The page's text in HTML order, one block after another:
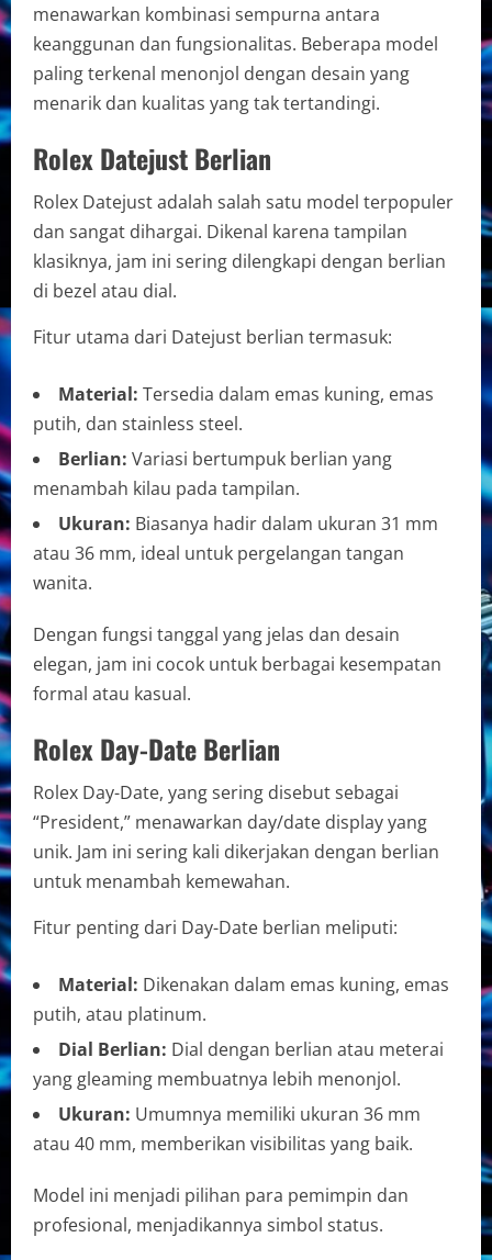
menawarkan kombinasi sempurna antara
keanggunan dan fungsionalitas. Beberapa model
paling terkenal menonjol dengan desain yang
menarik dan kualitas yang tak tertandingi.
Rolex Datejust Berlian
Rolex Datejust adalah salah satu model terpopuler
dan sangat dihargai. Dikenal karena tampilan
klasiknya, jam ini sering dilengkapi dengan berlian
di bezel atau dial.
Fitur utama dari Datejust berlian termasuk:
Material: Tersedia dalam emas kuning, emas
putih, dan stainless steel.
Berlian: Variasi bertumpuk berlian yang
menambah kilau pada tampilan.
Ukuran: Biasanya hadir dalam ukuran 31 mm
atau 36 mm, ideal untuk pergelangan tangan
wanita.
Dengan fungsi tanggal yang jelas dan desain
elegan, jam ini cocok untuk berbagai kesempatan
formal atau kasual.
Rolex Day-Date Berlian
Rolex Day-Date, yang sering disebut sebagai
“President,” menawarkan day/date display yang
unik. Jam ini sering kali dikerjakan dengan berlian
untuk menambah kemewahan.
Fitur penting dari Day-Date berlian meliputi:
Material: Dikenakan dalam emas kuning, emas
putih, atau platinum.
Dial Berlian: Dial dengan berlian atau meterai
yang gleaming membuatnya lebih menonjol.
Ukuran: Umumnya memiliki ukuran 36 mm
atau 40 mm, memberikan visibilitas yang baik.
Model ini menjadi pilihan para pemimpin dan
profesional, menjadikannya simbol status.